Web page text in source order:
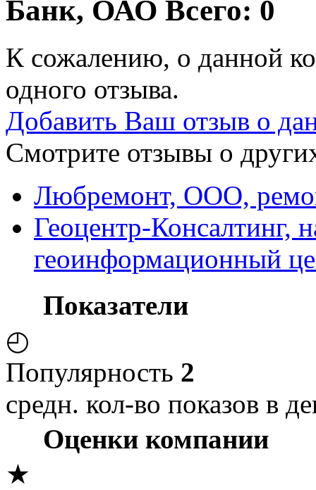
Банк, ОАО Всего: 0
К сожалению, о данной
одного отзыва.
Добавить Ваш отзыв о
Смотрите отзывы о
Любремонт, ООО,
Геоцентр-Консалтинг,
геоинформационный
Показатели
◴
Популярность 2
средн. кол-во показов в
Оценки компании
★